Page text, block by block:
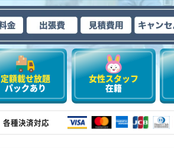
定額載せ放題
パックあり
女性スタッフ
在籍
各種決済対応